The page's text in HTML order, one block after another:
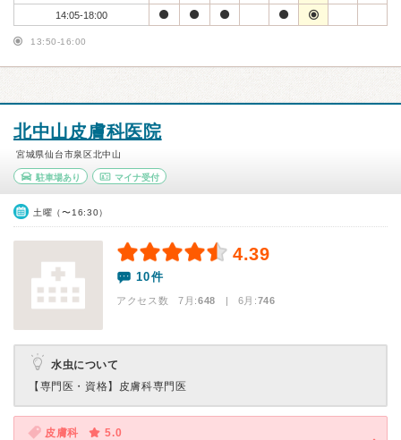
14:05-18:00
13:50-16:00
北中山皮膚科医院
宮城県仙台市泉区北中山
駐車場あり マイナ受付
土曜（〜16:30）
4.39
10件
アクセス数 7月:648 | 6月:746
水虫について
【専門医・資格】 皮膚科専門医
皮膚科
5.0